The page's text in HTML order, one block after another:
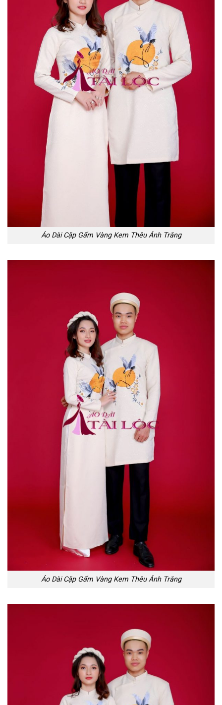
Áo Dài Cặp Gấm Vàng Kem Thêu Ánh Trăng
Áo Dài Cặp Gấm Vàng Kem Thêu Ánh Trăng